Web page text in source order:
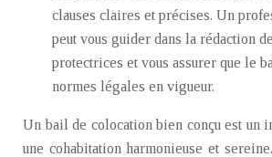
clauses claires et précises. Un
peut vous guider dans la rédaction
protectrices et vous assurer que le
normes légales en vigueur.
Un bail de colocation bien conçu est un
une cohabitation harmonieuse et